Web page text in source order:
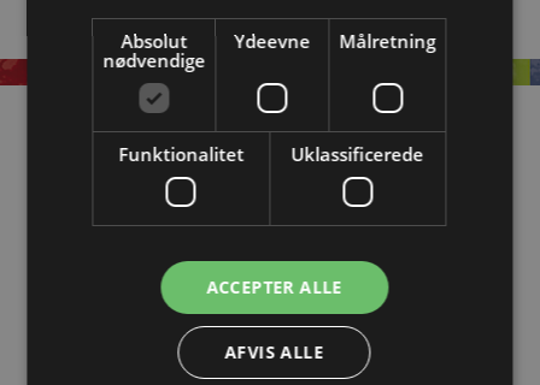
Information
OM EASYSTEEL
KATALOGER
BLIV FORHANDLER
Absolut
nødvendige
Ydeevne Målretning
Funktionalitet Uklassificerede
ACCEPTER ALLE
AFVIS ALLE